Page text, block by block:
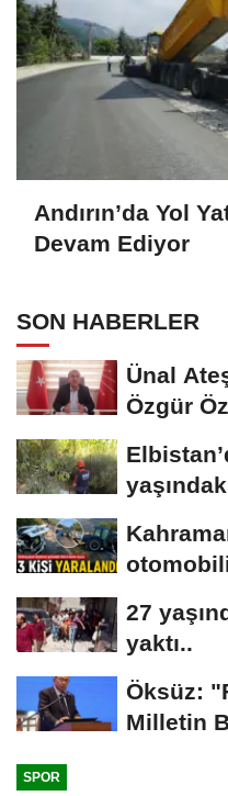
Andırın’da Yol
Devam Ediyor
SON HABERLER
Ünal
Özgür
27
yaktı..
Öksüz:
Milletin
SPOR